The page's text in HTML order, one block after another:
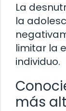
La
la
limitar la
individuo.
más